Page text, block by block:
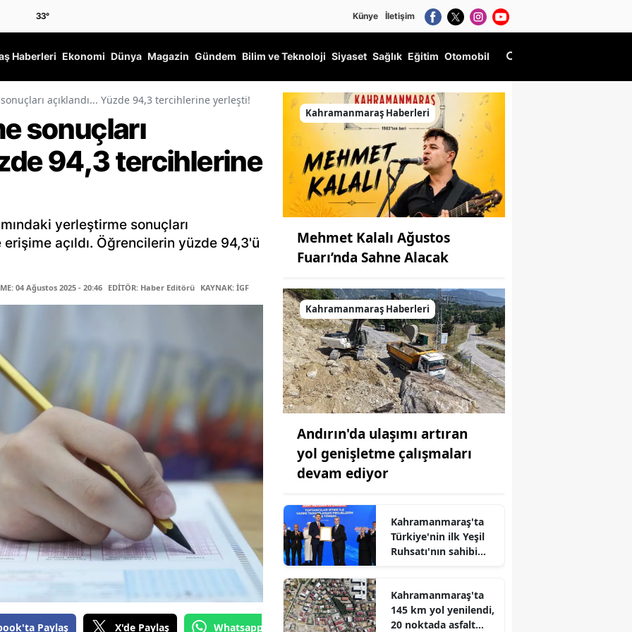
33° Künye İletişim
Haberleri Ekonomi Dünya Magazin Gündem Bilim ve Teknoloji Siyaset Sağlık Eğitim Otomobil
açıklandı... Yüzde 94,3 tercihlerine yerleşti!
sonuçları
94,3 tercihlerine
yerleştirme sonuçları
açıldı. Öğrencilerin yüzde 94,3'ü
04 Ağustos 2025 - 20:46 EDİTÖR: Haber Editörü KAYNAK: İGF
Paylaş X'de Paylaş Whatsapp'tan Gönder
Kahramanmaraş Haberleri
Mehmet Kalalı Ağustos
Fuarı’nda Sahne Alacak
Kahramanmaraş Haberleri
Andırın'da ulaşımı artıran
yol genişletme çalışmaları
devam ediyor
Kahramanmaraş'ta
Türkiye'nin ilk Yeşil
Ruhsatı'nın sahibi
Kahramanmaraş'ta
145 km yol yenilendi,
20 noktada asfalt